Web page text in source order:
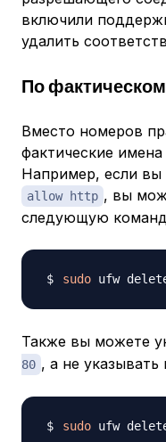
включили
удалить
По
Вместо номеров
фактические
Например, если вы
allow http , вы
следующую
sudo ufw
Также вы можете
80 , а не
sudo ufw